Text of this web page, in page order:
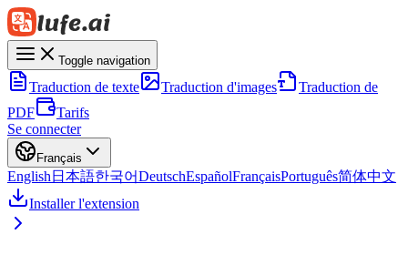
Toggle navigation
Traduction de texte Traduction d'images
Traduction de
PDF
Tarifs
Se connecter
Français
English 日本語한국어DeutschEspañolFrançaisPortuguês简体中文
Installer l'extension